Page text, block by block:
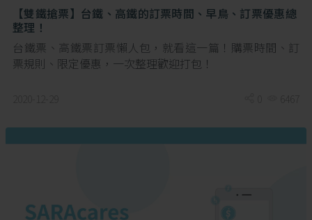
【雙鐵搶票】台鐵、高鐵的訂票時間、早鳥、訂票優惠總
整理！
台鐵票、高鐵票訂票懶人包，就看這一篇！購票時間、訂
票規則、限定優惠，一次整理歡迎打包！